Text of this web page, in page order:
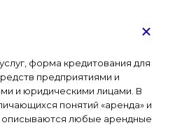
форма кредитования для
предприятиями и
и юридическими лицами. В
понятий «аренда» и
описываются любые арендные